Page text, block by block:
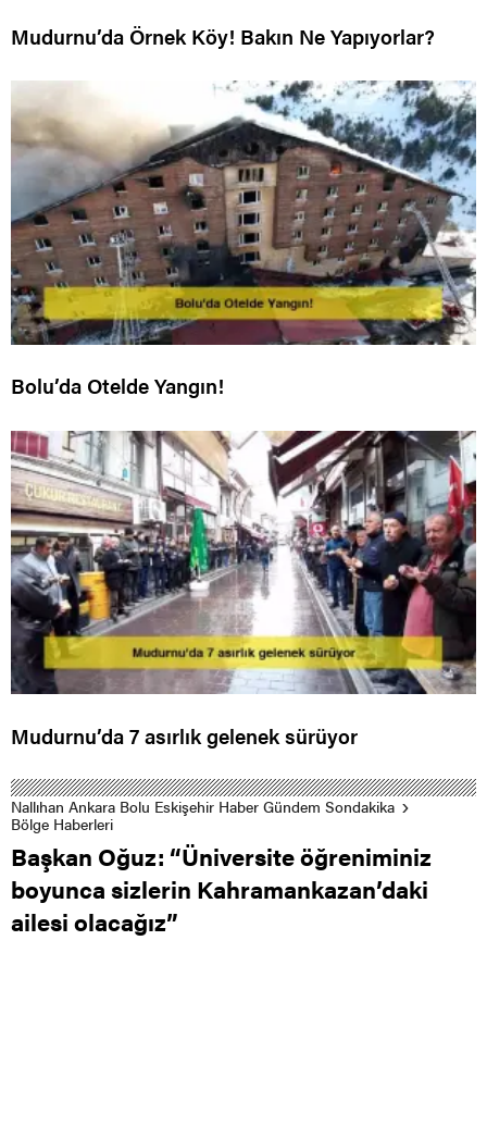
Mudurnu’da Örnek Köy! Bakın Ne Yapıyorlar?
Bolu’da Otelde Yangın!
Mudurnu’da 7 asırlık gelenek sürüyor
Nallıhan Ankara Bolu Eskişehir Haber Gündem Sondakika
Bölge Haberleri
Başkan Oğuz: “Üniversite öğreniminiz
boyunca sizlerin Kahramankazan’daki
ailesi olacağız”